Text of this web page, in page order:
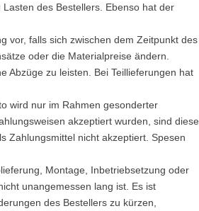
des Bestellers. Ebenso hat der
vor, falls sich zwischen dem Zeitpunkt des
oder die Materialpreise ändern.
Abzüge zu leisten. Bei Teillieferungen hat
wird nur im Rahmen gesonderter
akzeptiert wurden, sind diese
Zahlungsmittel nicht akzeptiert. Spesen
Montage, Inbetriebsetzung oder
unangemessen lang ist. Es ist
des Bestellers zu kürzen,